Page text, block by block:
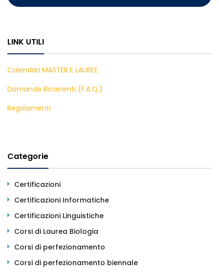
LINK UTILI
Calendari MASTER E LAUREE
Domande Ricorrenti (F.A.Q.)
Regolamenti
Categorie
Certificazioni
Certificazioni Informatiche
Certificazioni Linguistiche
Corsi di Laurea Biologia
Corsi di perfezionamento
Corsi di perfezionamento biennale